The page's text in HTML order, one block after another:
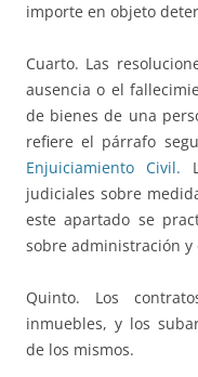
importe en objeto
Cuarto. Las
ausencia o el
de bienes de una
refiere el párrafo
Enjuiciamiento Civil.
judiciales sobre
este apartado se
sobre administración
Quinto. Los
inmuebles, y los
de los mismos.